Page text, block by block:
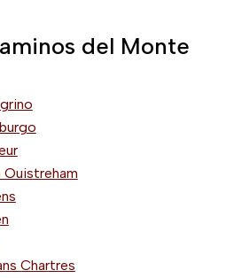
del Monte
Ouistreham
Chartres